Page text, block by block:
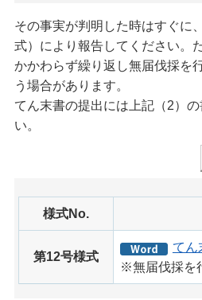
その事実が判明した時はすぐに
式）により報告してください。
かかわらず繰り返し無届伐採を
う場合があります。
てん末書の提出には上記（2）
い。
様式No.
第12号様式
てん
※無届伐採を